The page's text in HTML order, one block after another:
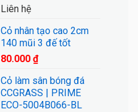
Liên hệ
Cỏ nhân tạo cao 2cm
140 mũi 3 đế tốt
80.000 ₫
Cỏ làm sân bóng đá
CCGRASS | PRIME
ECO-5004B066-BL